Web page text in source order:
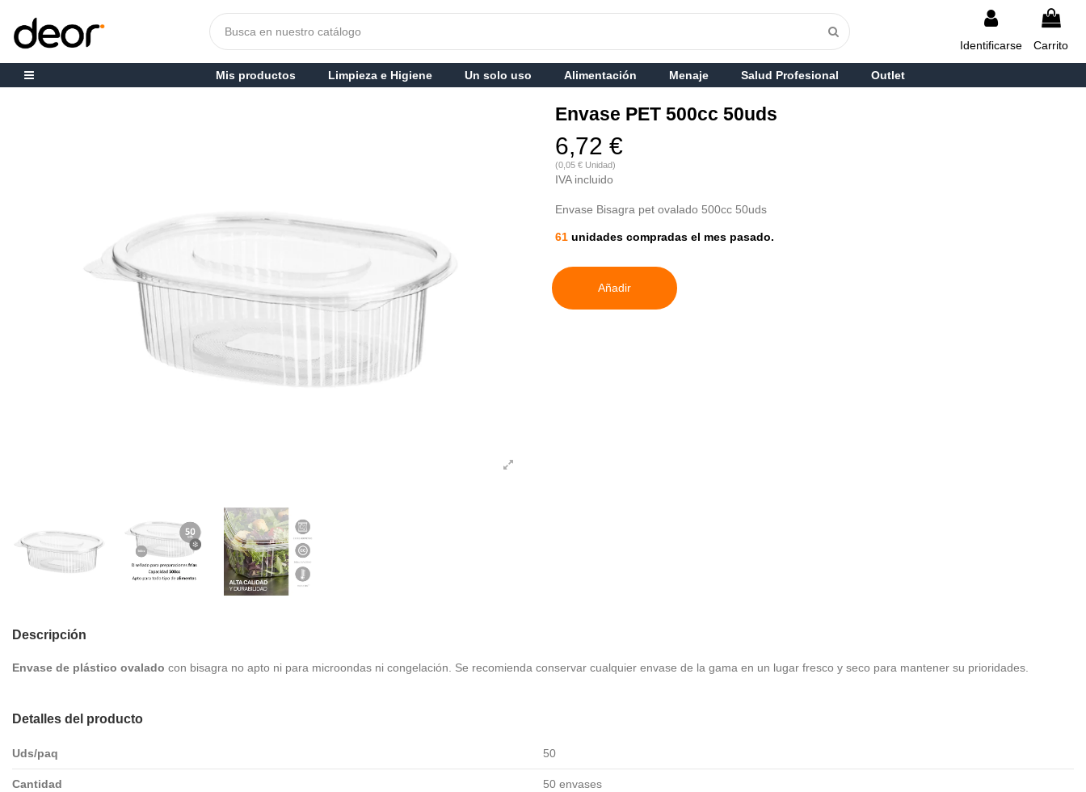
Identificarse Carrito
Mis productos Limpieza e Higiene Un solo uso Alimentación Menaje Salud Profesional Outlet
Envase PET 500cc 50uds
6,72 €
(0,05 € Unidad)
IVA incluido
Envase Bisagra pet ovalado 500cc 50uds
61 unidades compradas el mes pasado.
Añadir
Descripción
Envase de plástico ovalado con bisagra no apto ni para microondas ni congelación. Se recomienda conservar cualquier envase de la gama en un lugar fresco y seco para mantener su prioridades.
Detalles del producto
Uds/paq 50
Cantidad 50 envases